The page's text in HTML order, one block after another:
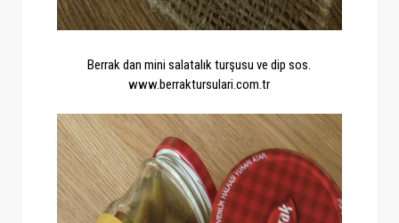
Berrak dan mini salatalık turşusu ve dip sos.
www.berraktursulari.com.tr